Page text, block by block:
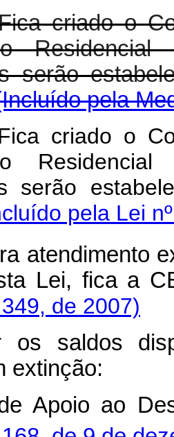
criado o
serão
pela
criado o
serão
pela Lei
atendimento
Lei, fica
de 2007)
saldos
extinção:
Apoio ao